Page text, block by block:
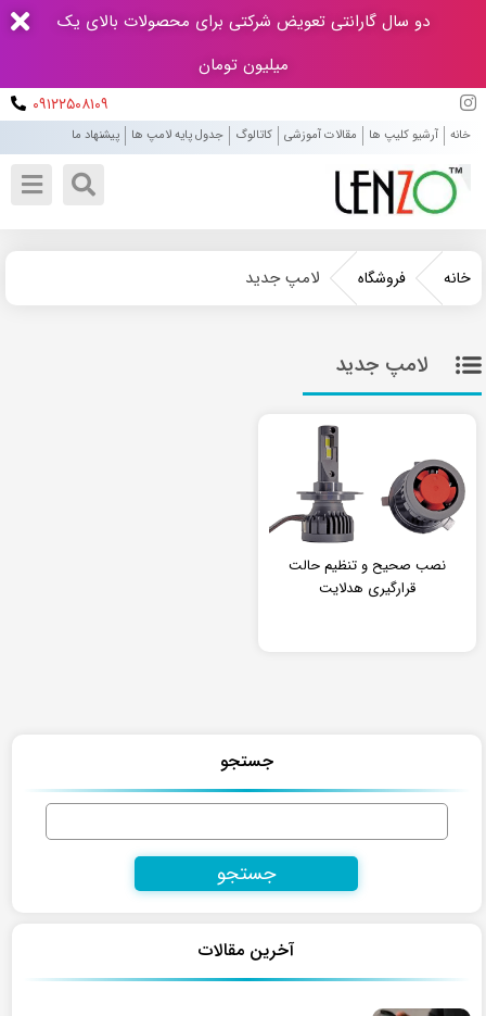
دو سال گارانتی تعویض شرکتی برای محصولات بالای یک
میلیون تومان
۰۹۱۲۲۵۰۸۱۰۹
خانه آرشیو کلیپ ها مقالات آموزشی کاتالوگ جدول پایه لامپ ها پیشنهاد ما
خانه فروشگاه لامپ جدید
لامپ جدید
نصب صحیح و تنظیم حالت
قرارگیری هدلایت
جستجو
جستجو
آخرین مقالات